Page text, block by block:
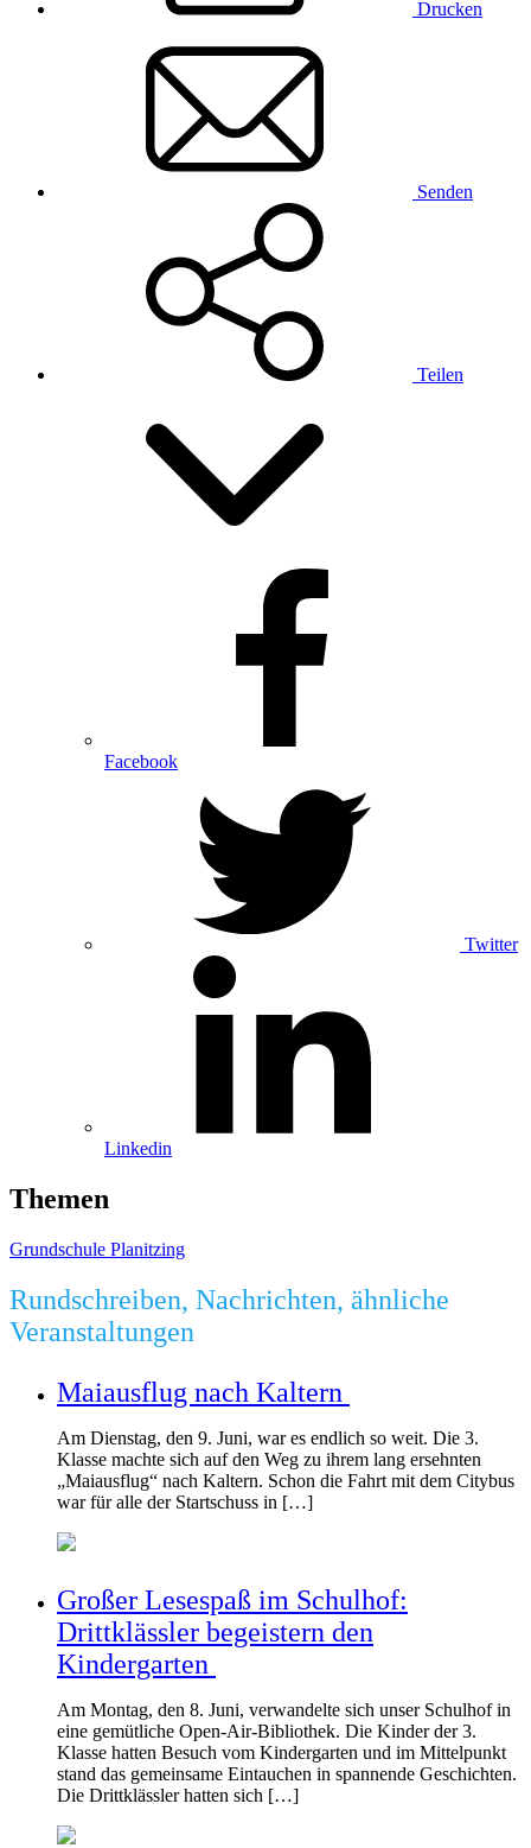
Drucken
Senden
Teilen
Facebook
Twitter
Linkedin
Themen
Grundschule Planitzing
Rundschreiben, Nachrichten, ähnliche
Veranstaltungen
Maiausflug nach Kaltern
Am Dienstag, den 9. Juni, war es endlich so weit. Die 3.
Klasse machte sich auf den Weg zu ihrem lang ersehnten
„Maiausflug“ nach Kaltern. Schon die Fahrt mit dem Citybus
war für alle der Startschuss in […]
Großer Lesespaß im Schulhof:
Drittklässler begeistern den
Kindergarten
Am Montag, den 8. Juni, verwandelte sich unser Schulhof in
eine gemütliche Open-Air-Bibliothek. Die Kinder der 3.
Klasse hatten Besuch vom Kindergarten und im Mittelpunkt
stand das gemeinsame Eintauchen in spannende Geschichten.
Die Drittklässler hatten sich […]